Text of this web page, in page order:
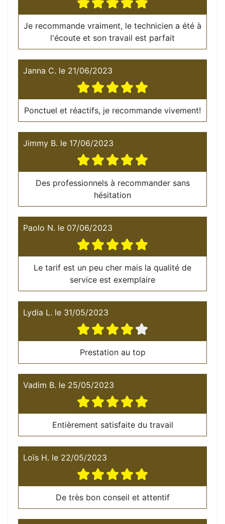
Je recommande vraiment, le technicien a été à
l'écoute et son travail est parfait
Janna C. le 21/06/2023
Ponctuel et réactifs, je recommande vivement!
Jimmy B. le 17/06/2023
Des professionnels à recommander sans
hésitation
Paolo N. le 07/06/2023
Le tarif est un peu cher mais la qualité de
service est exemplaire
Lydia L. le 31/05/2023
Prestation au top
Vadim B. le 25/05/2023
Entièrement satisfaite du travail
Loïs H. le 22/05/2023
De très bon conseil et attentif